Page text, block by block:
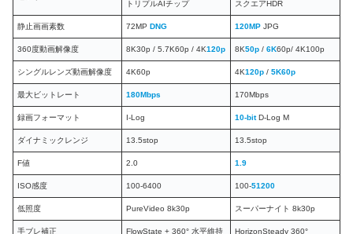
トリプルAIチップ
スクエアHDR
静止画画素数 72MP DNG 120MP JPG
360度動画解像度 8K30p / 5.7K60p / 4K120p 8K50p /6K60p/ 4K100p
シングルレンズ動画解像度 4K60p 4K120p /5K60p
最大ビットレート 180Mbps 170Mbps
録画フォーマット I-Log 10-bitD-Log M
ダイナミックレンジ 13.5stop 13.5stop
F値 2.0 1.9
ISO感度 100-6400 100-51200
低照度 PureVideo 8k30p スーパーナイト 8k30p
手ブレ補正 FlowState + 360° 水平維持 HorizonSteady 360°